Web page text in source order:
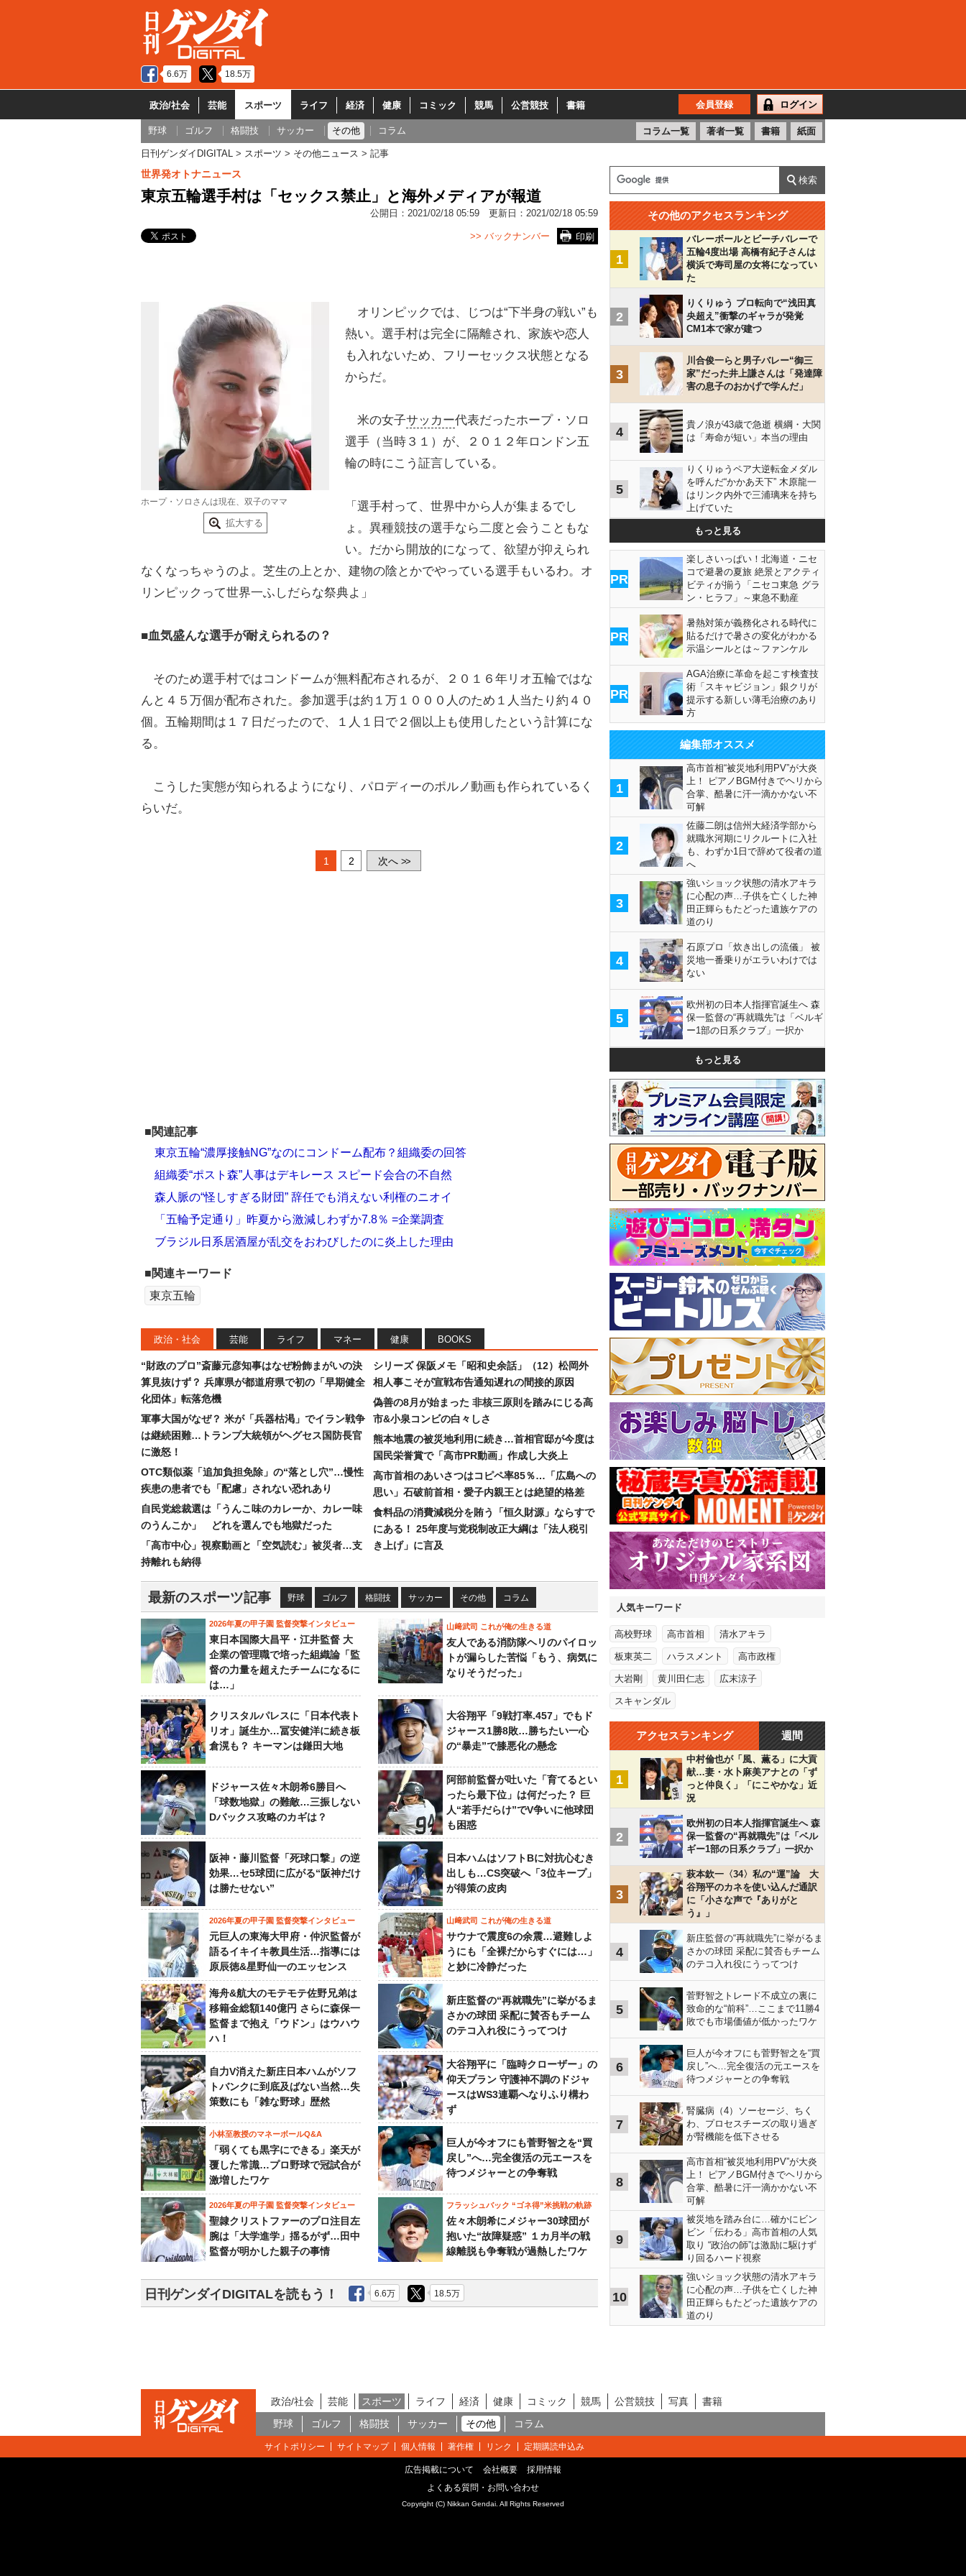
6.6万 18.5万
政治/社会 芸能 スポーツ ライフ 経済 健康 コミック 競馬 公営競技 書籍 会員登録 ログイン
野球 ゴルフ 格闘技 サッカー その他 コラム コラム一覧 著者一覧 書籍 紙面
日刊ゲンダイDIGITAL スポーツ その他ニュース 記事
世界発オトナニュース
東京五輪選手村は「セックス禁止」と海外メディアが報道
公開日： 2021/02/18 05:59 更新日： 2021/02/18 05:59
印刷
>> バックナンバー
ホープ・ソロさんは現在、双子のママ
拡大する
オリンピックでは、じつは“下半身の戦い”も
熱い。選手村は完全に隔離され、家族や恋人
も入れないため、フリーセックス状態となる
からだ。
米の女子サッカー代表だったホープ・ソロ
選手（当時３１）が、２０１２年ロンドン五
輪の時にこう証言している。
「選手村って、世界中から人が集まるでし
ょ。異種競技の選手なら二度と会うこともな
い。だから開放的になって、欲望が抑えられ
なくなっちゃうのよ。芝生の上とか、建物の陰とかでやっている選手もいるわ。オ
リンピックって世界一ふしだらな祭典よ」
■血気盛んな選手が耐えられるの？
そのため選手村ではコンドームが無料配布されるが、２０１６年リオ五輪ではな
んと４５万個が配布された。参加選手は約１万１０００人のため１人当たり約４０
個。五輪期間は１７日だったので、１人１日で２個以上も使用したという計算にな
る。
こうした実態が知られるようになり、パロディーのポルノ動画も作られているく
らいだ。
1 2 次へ >>
■関連記事
東京五輪“濃厚接触NG”なのにコンドーム配布？組織委の回答
組織委“ポスト森”人事はデキレース スピード会合の不自然
森人脈の“怪しすぎる財団” 辞任でも消えない利権のニオイ
「五輪予定通り」昨夏から激減しわずか7.8％ =企業調査
ブラジル日系居酒屋が乱交をおわびしたのに炎上した理由
■関連キーワード
東京五輪
政治・社会 芸能 ライフ マネー 健康 BOOKS
“財政のプロ”斎藤元彦知事はなぜ粉飾まがいの決
算見抜けず？ 兵庫県が都道府県で初の「早期健全
化団体」転落危機
軍事大国がなぜ？ 米が「兵器枯渇」でイラン戦争
は継続困難…トランプ大統領がヘグセス国防長官
に激怒！
OTC類似薬「追加負担免除」の“落とし穴”…慢性
疾患の患者でも「配慮」されない恐れあり
自民党総裁選は「うんこ味のカレーか、カレー味
のうんこか」 どれを選んでも地獄だった
「高市中心」視察動画と「空気読む」被災者…支
持離れも納得
シリーズ 保阪メモ「昭和史余話」（12）松岡外
相人事こそが宣戦布告通知遅れの間接的原因
偽善の8月が始まった 非核三原則を踏みにじる高
市&小泉コンビの白々しさ
熊本地震の被災地利用に続き…首相官邸が今度は
国民栄誉賞で「高市PR動画」作成し大炎上
高市首相のあいさつはコピペ率85％…「広島への
思い」石破前首相・愛子内親王とは絶望的格差
食料品の消費減税分を賄う「恒久財源」ならすで
にある！ 25年度与党税制改正大綱は「法人税引
き上げ」に言及
最新のスポーツ記事 野球 ゴルフ 格闘技 サッカー その他 コラム
2026年夏の甲子園 監督突撃インタビュー
東日本国際大昌平・江井監督 大
企業の管理職で培った組織論「監
督の力量を超えたチームになるに
は…」
山﨑武司 これが俺の生きる道
友人である消防隊ヘリのパイロッ
トが漏らした苦悩「もう、病気に
なりそうだった」
クリスタルパレスに「日本代表ト
リオ」誕生か…冨安健洋に続き板
倉滉も？ キーマンは鎌田大地
大谷翔平「9戦打率.457」でもド
ジャース1勝8敗…勝ちたい一心
の“暴走”で膝悪化の懸念
ドジャース佐々木朗希6勝目へ
「球数地獄」の難敵…三振しない
Dバックス攻略のカギは？
阿部前監督が吐いた「育てるとい
ったら最下位」は何だった？ 巨
人“若手だらけ”でV争いに他球団
も困惑
阪神・藤川監督「死球口撃」の逆
効果…セ5球団に広がる“阪神だけ
は勝たせない”
日本ハムはソフトBに対抗心むき
出しも…CS突破へ「3位キープ」
が得策の皮肉
2026年夏の甲子園 監督突撃インタビュー
元巨人の東海大甲府・仲沢監督が
語るイキイキ教員生活…指導には
原辰徳&星野仙一のエッセンス
山﨑武司 これが俺の生きる道
サウナで震度6の余震…避難しよ
うにも「全裸だからすぐには…」
と妙に冷静だった
海舟&航大のモテモテ佐野兄弟は
移籍金総額140億円 さらに森保一
監督まで抱え「ウドン」はウハウ
ハ！
新庄監督の“再就職先”に挙がるま
さかの球団 采配に賛否もチーム
のテコ入れ役にうってつけ
自力V消えた新庄日本ハムがソフ
トバンクに到底及ばない当然…失
策数にも「雑な野球」歴然
大谷翔平に「臨時クローザー」の
仰天プラン 守護神不調のドジャ
ースはWS3連覇へなりふり構わ
ず
小林至教授のマネーボールQ&A
「弱くても黒字にできる」楽天が
覆した常識…プロ野球で冠試合が
激増したワケ
巨人が今オフにも菅野智之を“買
戻し”へ…完全復活の元エースを
待つメジャーとの争奪戦
2026年夏の甲子園 監督突撃インタビュー
聖隷クリストファーのプロ注目左
腕は「大学進学」揺るがず…田中
監督が明かした親子の事情
フラッシュバック “ゴネ得”米挑戦の軌跡
佐々木朗希にメジャー30球団が
抱いた“故障疑惑” １カ月半の戦
線離脱も争奪戦が過熱したワケ
日刊ゲンダイDIGITALを読もう！ 6.6万 18.5万
その他のアクセスランキング
1
バレーボールとビーチバレーで
五輪4度出場 高橋有紀子さんは
横浜で寿司屋の女将になってい
た
2
りくりゅう プロ転向で“浅田真
央超え”衝撃のギャラが発覚
CM1本で家が建つ
3
川合俊一らと男子バレー“御三
家”だった井上謙さんは「発達障
害の息子のおかげで学んだ」
4
貴ノ浪が43歳で急逝 横綱・大関
は「寿命が短い」本当の理由
5
りくりゅうペア大逆転金メダル
を呼んだ“かかあ天下” 木原龍一
はリンク内外で三浦璃来を持ち
上げていた
もっと見る
PR
楽しさいっぱい！北海道・ニセ
コで避暑の夏旅 絶景とアクティ
ビティが揃う「ニセコ東急 グラ
ン・ヒラフ」～東急不動産
PR
暑熱対策が義務化される時代に
貼るだけで暑さの変化がわかる
示温シールとは～ファンケル
PR
AGA治療に革命を起こす検査技
術「スキャビジョン」銀クリが
提示する新しい薄毛治療のあり
方
編集部オススメ
1
高市首相“被災地利用PV”が大炎
上！ ピアノBGM付きでヘリから
合掌、酷暑に汗一滴かかない不
可解
2
佐藤二朗は信州大経済学部から
就職氷河期にリクルートに入社
も、わずか1日で辞めて役者の道
へ
3
強いショック状態の清水アキラ
に心配の声…子供を亡くした神
田正輝らもたどった遺族ケアの
道のり
4
石原プロ「炊き出しの流儀」 被
災地一番乗りがエラいわけでは
ない
5
欧州初の日本人指揮官誕生へ 森
保一監督の“再就職先”は「ベルギ
ー1部の日系クラブ」一択か
もっと見る
人気キーワード
高校野球 高市首相 清水アキラ
板東英二 ハラスメント 高市政権
大岩剛 黄川田仁志 広末涼子
スキャンダル
アクセスランキング 週間
1
中村倫也が「風、薫る」に大貢
献…妻・水卜麻美アナとの「ず
っと仲良く」「にこやかな」近
況
2
欧州初の日本人指揮官誕生へ 森
保一監督の“再就職先”は「ベル
ギー1部の日系クラブ」一択か
3
萩本欽一〈34〉私の“運”論 大
谷翔平のカネを使い込んだ通訳
に「小さな声で『ありがと
う』」
4
新庄監督の“再就職先”に挙がるま
さかの球団 采配に賛否もチーム
のテコ入れ役にうってつけ
5
菅野智之トレード不成立の裏に
致命的な“前科”…ここまで11勝4
敗でも市場価値が低かったワケ
6
巨人が今オフにも菅野智之を“買
戻し”へ…完全復活の元エースを
待つメジャーとの争奪戦
7
腎臓病（4）ソーセージ、ちく
わ、プロセスチーズの取り過ぎ
が腎機能を低下させる
8
高市首相“被災地利用PV”が大炎
上！ ピアノBGM付きでヘリから
合掌、酷暑に汗一滴かかない不
可解
9
被災地を踏み台に…確かにビン
ビン「伝わる」高市首相の人気
取り “政治の師”は激励に駆けず
り回るハード視察
10
強いショック状態の清水アキラ
に心配の声…子供を亡くした神
田正輝らもたどった遺族ケアの
道のり
政治/社会 芸能 スポーツ ライフ 経済 健康 コミック 競馬 公営競技 写真
書籍
野球
ゴルフ 格闘技 サッカー その他 コラム
サイトポリシー サイトマップ 個人情報 著作権 リンク 定期購読申込み
広告掲載について 会社概要
採用情報
よくある質問・お問い合わせ
Copyright (C) Nikkan Gendai. All Rights Reserved